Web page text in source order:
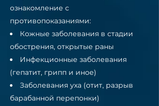
ознакомление с
противопоказаниями:
Кожные заболевания в стадии
обострения, открытые раны
Инфекционные заболевания
(гепатит, грипп и иное)
Заболевания уха (отит, разрыв
барабанной перепонки)